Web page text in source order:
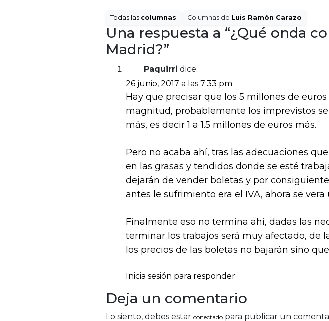
Todas las columnas Columnas de Luis Ramón Carazo
Una respuesta a “¿Qué onda
Madrid?”
Paquirri dice:
26 junio, 2017 a las 7:33 pm
Hay que precisar que los 5 millones de
magnitud, probablemente los imprevistos
más, es decir 1 a 1.5 millones de euros más.
Pero no acaba ahí, tras las adecuaciones
en las grasas y tendidos donde se esté
dejarán de vender boletas y por
antes le sufrimiento era el IVA, ahora se
Finalmente eso no termina ahí, dadas las
terminar los trabajos será muy afectado, de
los precios de las boletas no bajarán sino
Inicia sesión para responder
Deja un comentario
Lo siento, debes estar conectado para publicar un